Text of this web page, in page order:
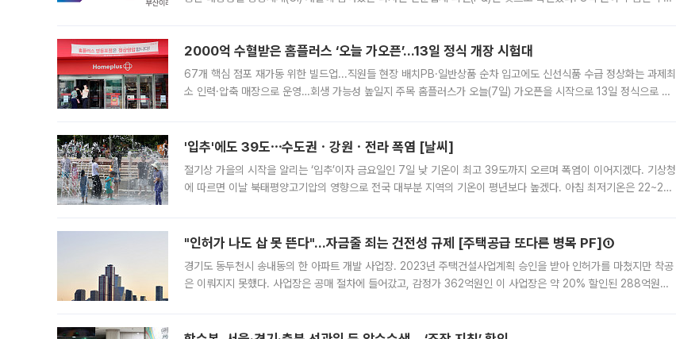
2000억 수혈받은 홈플러스 ‘오늘 가오픈’...13일 정식 개장 시험대
67개 핵심 점포 재가동 위한 빌드업...직원들 현장 배치PB·일반상품 순차 입고에도 신선식품 수급 정상화는 과제최
소 인력·압축 매장으로 운영…회생 가능성 높일지 주목 홈플러스가 오늘(7일) 가오픈을 시작으로 13일 정식으로 재
'입추'에도 39도⋯수도권ㆍ강원ㆍ전라 폭염 [날씨]
절기상 가을의 시작을 알리는 ‘입추’이자 금요일인 7일 낮 기온이 최고 39도까지 오르며 폭염이 이어지겠다. 기상청
에 따르면 이날 북태평양고기압의 영향으로 전국 대부분 지역의 기온이 평년보다 높겠다. 아침 최저기온은 22~27
"인허가 나도 삽 못 뜬다"…자금줄 죄는 건전성 규제 [주택공급 또다른 병목 PF]①
경기도 동두천시 송내동의 한 아파트 개발 사업장. 2023년 주택건설사업계획 승인을 받아 인허가를 마쳤지만 착공
은 이뤄지지 못했다. 사업장은 공매 절차에 들어갔고, 감정가 362억원인 이 사업장은 약 20% 할인된 288억원에